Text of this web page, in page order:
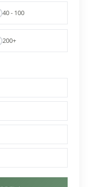
40 - 100
200+